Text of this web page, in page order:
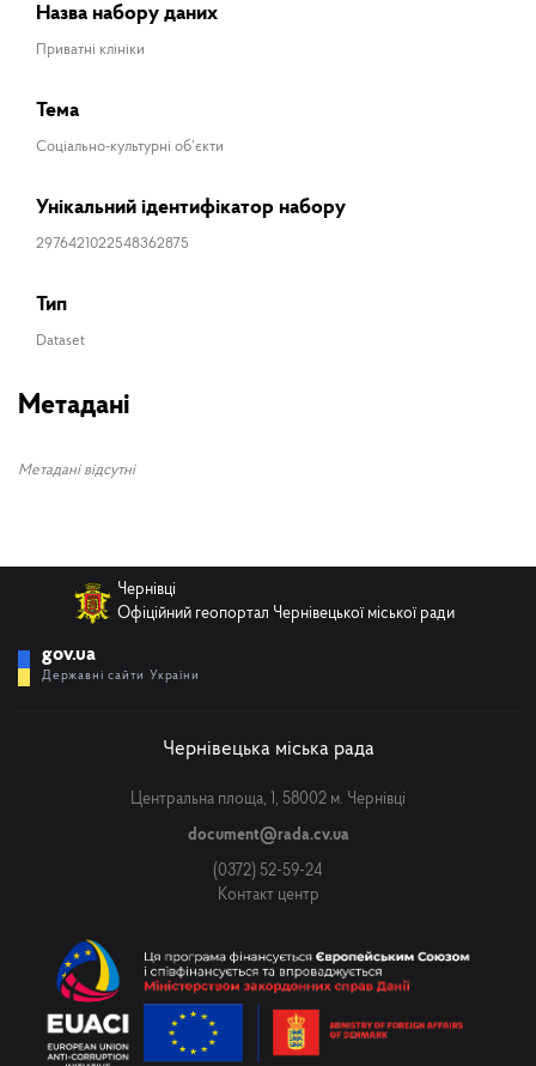
Назва набору даних
Приватні клініки
Тема
Соціально-культурні об’єкти
Унікальний ідентифікатор набору
2976421022548362875
Тип
Dataset
Метадані
Метадані відсутні
Надіслати
Телефон
Чернівці
Офіційний геопортал Чернівецької міської ради
gov.ua
Державні сайти України
Чернівецька міська рада
Центральна площа, 1, 58002 м. Чернівці
document@rada.cv.ua
(0372) 52-59-24
Контакт центр